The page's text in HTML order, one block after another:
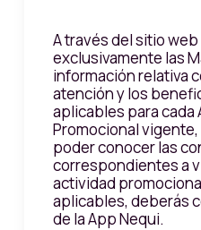
A través del sitio
exclusivamente las
información relativa
atención y los
aplicables para cada
Promocional
poder conocer las
correspondientes a
actividad
aplicables, deberás
de la App Nequi.